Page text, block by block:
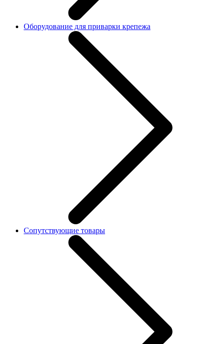
Оборудование для приварки крепежа
Сопутствующие товары